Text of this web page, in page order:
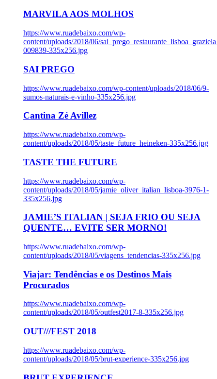
MARVILA AOS MOLHOS
https://www.ruadebaixo.com/wp-
content/uploads/2018/06/
009839-335x256.jpg
SAI PREGO
https://www.ruadebaixo.com/wp-content/uploads/2018/06/9-
sumos-naturais-e-vinho-335x256.jpg
Cantina Zé Avillez
https://www.ruadebaixo.com/wp-
content/uploads/2018/05/taste_future_heineken-335x256.jpg
TASTE THE FUTURE
https://www.ruadebaixo.com/wp-
content/uploads/2018/05/jamie_oliver_italian_lisboa-3976-1-
335x256.jpg
JAMIE’S ITALIAN | SEJA FRIO OU SEJA
QUENTE… EVITE SER MORNO!
https://www.ruadebaixo.com/wp-
content/uploads/2018/05/viagens_tendencias-335x256.jpg
Viajar: Tendências e os Destinos Mais
Procurados
https://www.ruadebaixo.com/wp-
content/uploads/2018/05/outfest2017-8-335x256.jpg
OUT///FEST 2018
https://www.ruadebaixo.com/wp-
content/uploads/2018/05/brut-experience-335x256.jpg